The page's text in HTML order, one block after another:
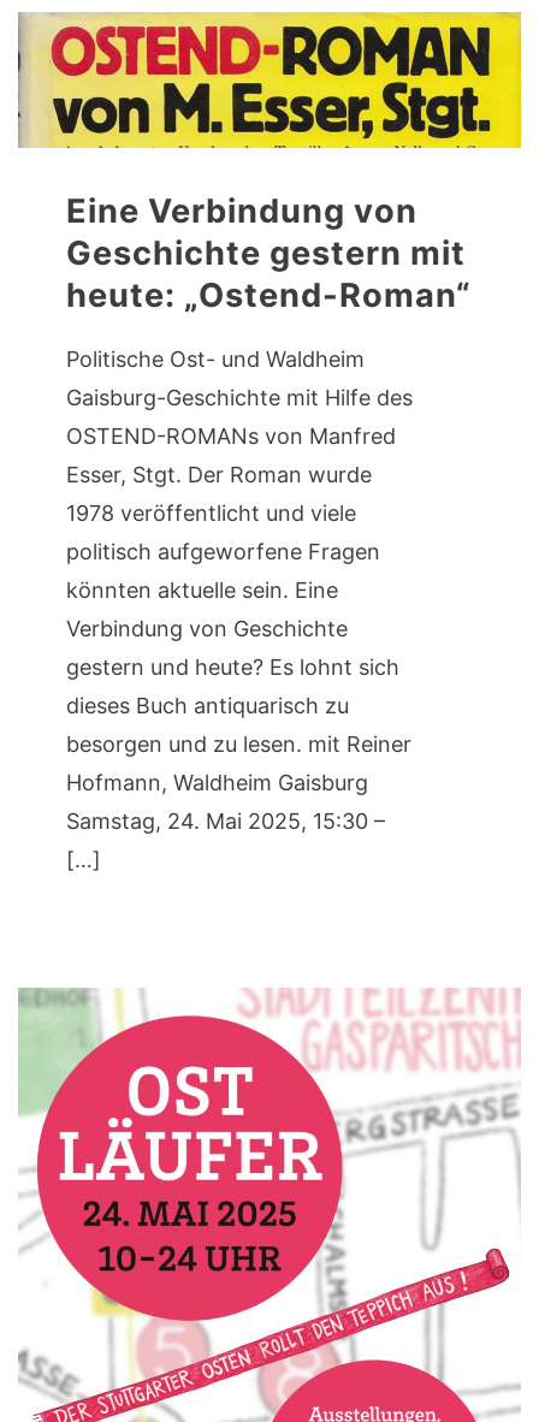
Eine Verbindung von
Geschichte gestern mit
heute: „Ostend-Roman“
Politische Ost- und Waldheim
Gaisburg-Geschichte mit Hilfe des
OSTEND-ROMANs von Manfred
Esser, Stgt. Der Roman wurde
1978 veröffentlicht und viele
politisch aufgeworfene Fragen
könnten aktuelle sein. Eine
Verbindung von Geschichte
gestern und heute? Es lohnt sich
dieses Buch antiquarisch zu
besorgen und zu lesen. mit Reiner
Hofmann, Waldheim Gaisburg
Samstag, 24. Mai 2025, 15:30 –
[…]